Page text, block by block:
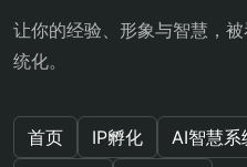
让你的经验、形象与智慧，
统化。
首页 IP孵化 AI智慧系